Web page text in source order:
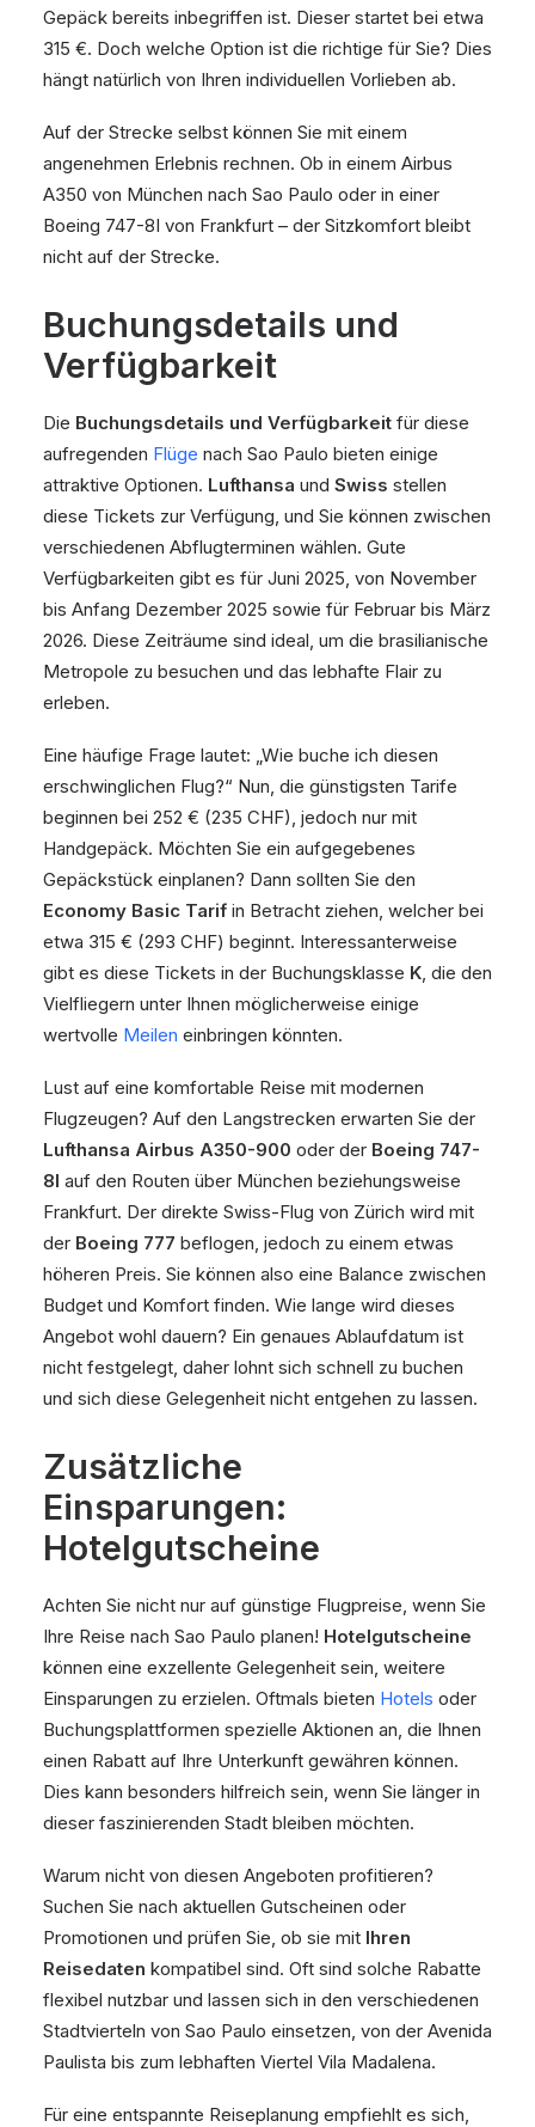
Gepäck bereits inbegriffen ist. Dieser startet bei etwa
315 €. Doch welche Option ist die richtige für Sie? Dies
hängt natürlich von Ihren individuellen Vorlieben ab.
Auf der Strecke selbst können Sie mit einem
angenehmen Erlebnis rechnen. Ob in einem Airbus
A350 von München nach Sao Paulo oder in einer
Boeing 747-8I von Frankfurt – der Sitzkomfort bleibt
nicht auf der Strecke.
Buchungsdetails und
Verfügbarkeit
Die Buchungsdetails und Verfügbarkeit für diese
aufregenden Flüge nach Sao Paulo bieten einige
attraktive Optionen. Lufthansa und Swiss stellen
diese Tickets zur Verfügung, und Sie können zwischen
verschiedenen Abflugterminen wählen. Gute
Verfügbarkeiten gibt es für Juni 2025, von November
bis Anfang Dezember 2025 sowie für Februar bis März
2026. Diese Zeiträume sind ideal, um die brasilianische
Metropole zu besuchen und das lebhafte Flair zu
erleben.
Eine häufige Frage lautet: „Wie buche ich diesen
erschwinglichen Flug?“ Nun, die günstigsten Tarife
beginnen bei 252 € (235 CHF), jedoch nur mit
Handgepäck. Möchten Sie ein aufgegebenes
Gepäckstück einplanen? Dann sollten Sie den
Economy Basic Tarif in Betracht ziehen, welcher bei
etwa 315 € (293 CHF) beginnt. Interessanterweise
gibt es diese Tickets in der Buchungsklasse K, die den
Vielfliegern unter Ihnen möglicherweise einige
wertvolle Meilen einbringen könnten.
Lust auf eine komfortable Reise mit modernen
Flugzeugen? Auf den Langstrecken erwarten Sie der
Lufthansa Airbus A350-900 oder der Boeing 747-
8I auf den Routen über München beziehungsweise
Frankfurt. Der direkte Swiss-Flug von Zürich wird mit
der Boeing 777 beflogen, jedoch zu einem etwas
höheren Preis. Sie können also eine Balance zwischen
Budget und Komfort finden. Wie lange wird dieses
Angebot wohl dauern? Ein genaues Ablaufdatum ist
nicht festgelegt, daher lohnt sich schnell zu buchen
und sich diese Gelegenheit nicht entgehen zu lassen.
Zusätzliche
Einsparungen:
Hotelgutscheine
Achten Sie nicht nur auf günstige Flugpreise, wenn Sie
Ihre Reise nach Sao Paulo planen! Hotelgutscheine
können eine exzellente Gelegenheit sein, weitere
Einsparungen zu erzielen. Oftmals bieten Hotels oder
Buchungsplattformen spezielle Aktionen an, die Ihnen
einen Rabatt auf Ihre Unterkunft gewähren können.
Dies kann besonders hilfreich sein, wenn Sie länger in
dieser faszinierenden Stadt bleiben möchten.
Warum nicht von diesen Angeboten profitieren?
Suchen Sie nach aktuellen Gutscheinen oder
Promotionen und prüfen Sie, ob sie mit Ihren
Reisedaten kompatibel sind. Oft sind solche Rabatte
flexibel nutzbar und lassen sich in den verschiedenen
Stadtvierteln von Sao Paulo einsetzen, von der Avenida
Paulista bis zum lebhaften Viertel Vila Madalena.
Für eine entspannte Reiseplanung empfiehlt es sich,